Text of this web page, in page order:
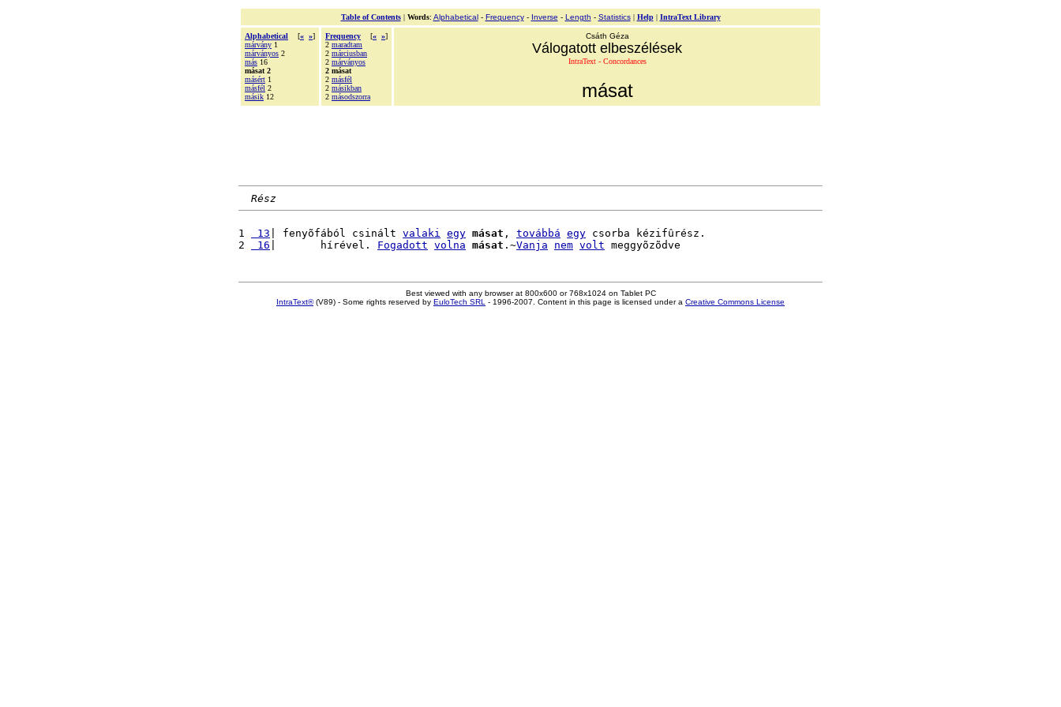
Table of Contents| Words: Alphabetical- Frequency- Inverse - Length - Statistics| Help| IntraText Library
Alphabetical [« »]
márvány 1
márványos 2
más 16
másat 2
másért 1
másfél 2
másik 12
Frequency [« »]
2 maradtam
2 márciusban
2 márványos
2 másat
2 másfél
2 másikban
2 másodszorra
Csáth Géza
Válogatott elbeszélések
IntraText - Concordances
másat
Rész
1 13 | fenyõfából csinált valaki egy másat , továbbá egy csorba kézifûrész.
2
16 |       hírével. Fogadott volna másat .~Vanja nem volt
Best viewed with any browser at 800x600 or 768x1024 on Tablet PC
IntraText®(V89) - Some rights reserved by EuloTech SRL - 1996-2007. Content in this page is licensed under a Creative Commons License